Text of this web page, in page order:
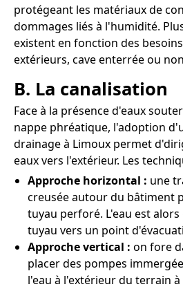
protégeant les matériaux de
dommages liés à l'humidité.
existent en fonction des
extérieurs, cave enterrée ou
B. La canalisation
Face à la présence d'eaux
nappe phréatique, l'adoption
drainage à Limoux permet
eaux vers l'extérieur. Les
Approche horizontal : une
creusée autour du bâtiment
tuyau perforé. L'eau est alors
tuyau vers un point
Approche vertical : on fore
placer des pompes
l'eau à l'extérieur du terrain à